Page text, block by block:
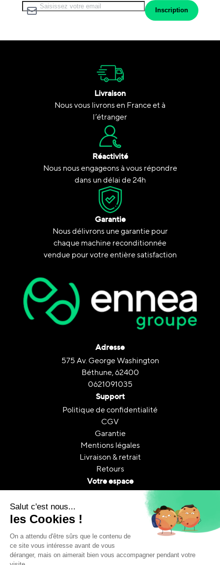
Inscription à notre lettre d’information :
Inscription
Livraison
Nous vous livrons en France et à
l’étranger
Réactivité
Nous nous engageons à vous répondre
dans un délai de 24h
Garantie
Nous délivrons une garantie pour
chaque machine reconditionnée
vendue pour votre entière satisfaction
Adresse
575 Av. George Washington
Béthune, 62400
0621091035
Support
Politique de confidentialité
CGV
Garantie
Mentions légales
Livraison & retrait
Retours
Votre espace
Suivi de commande
A propos
Le reconditionnement